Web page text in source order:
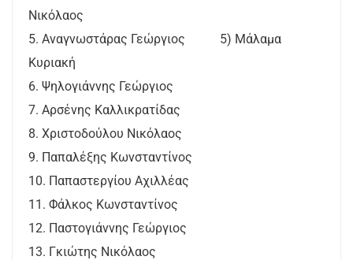
Νικόλαος
5. Αναγνωστάρας Γεώργιος 5) Μάλαμα
Κυριακή
6. Ψηλογιάννης Γεώργιος
7. Αρσένης Καλλικρατίδας
8. Χριστοδούλου Νικόλαος
9. Παπαλέξης Κωνσταντίνος
10. Παπαστεργίου Αχιλλέας
11. Φάλκος Κωνσταντίνος
12. Παστογιάννης Γεώργιος
13. Γκιώτης Νικόλαος